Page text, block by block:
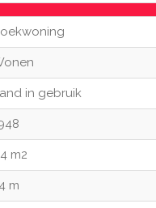
in gebruik
m2
m